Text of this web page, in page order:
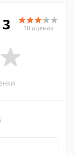
3 10 оценок